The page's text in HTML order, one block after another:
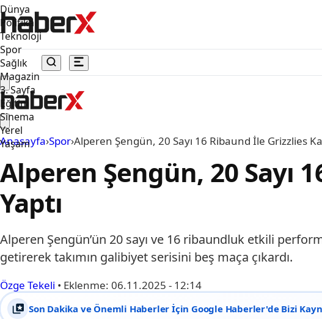
Dünya
Politika
Teknoloji
Spor
Sağlık
Magazin
3. Sayfa
Eğitim
Sinema
Yerel
Yaşam
Anasayfa›Spor›Alperen Şengün, 20 Sayı 16 Ribaund İle Grizzlies
Alperen Şengün, 20 Sayı
Yaptı
Alperen Şengün’ün 20 sayı ve 16 ribaundluk etkili
getirerek takımın galibiyet serisini beş maça çıkardı.
Özge Tekeli • Eklenme: 06.11.2025 - 12:14
Son Dakika ve Önemli Haberler İçin Google Haberler'de Bizi